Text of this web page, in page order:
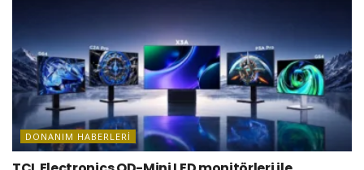
DONANIM HABERLERI